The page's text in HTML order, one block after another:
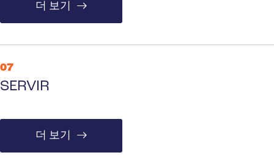
더 보기
07
SERVIR
더 보기